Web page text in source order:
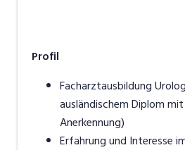
Profil
Facharztausbildung
ausländischem Diplom mit
Anerkennung)
Erfahrung und Interesse